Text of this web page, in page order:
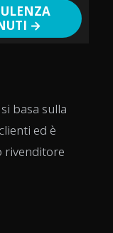
→
basa sulla
ed è
rivenditore